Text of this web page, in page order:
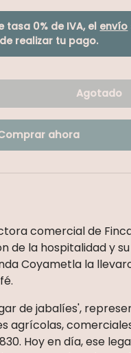
tasa 0% de IVA, el envío
realizar tu pago.
la cantidad Agotado
ahora
comercial de
de la hospitalidad y
Coyametla la
de jabalíes',
agrícolas,
Hoy en día, ese